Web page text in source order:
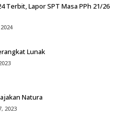
Terbit, Lapor SPT Masa PPh 21/26
Lunak
Natura
2023